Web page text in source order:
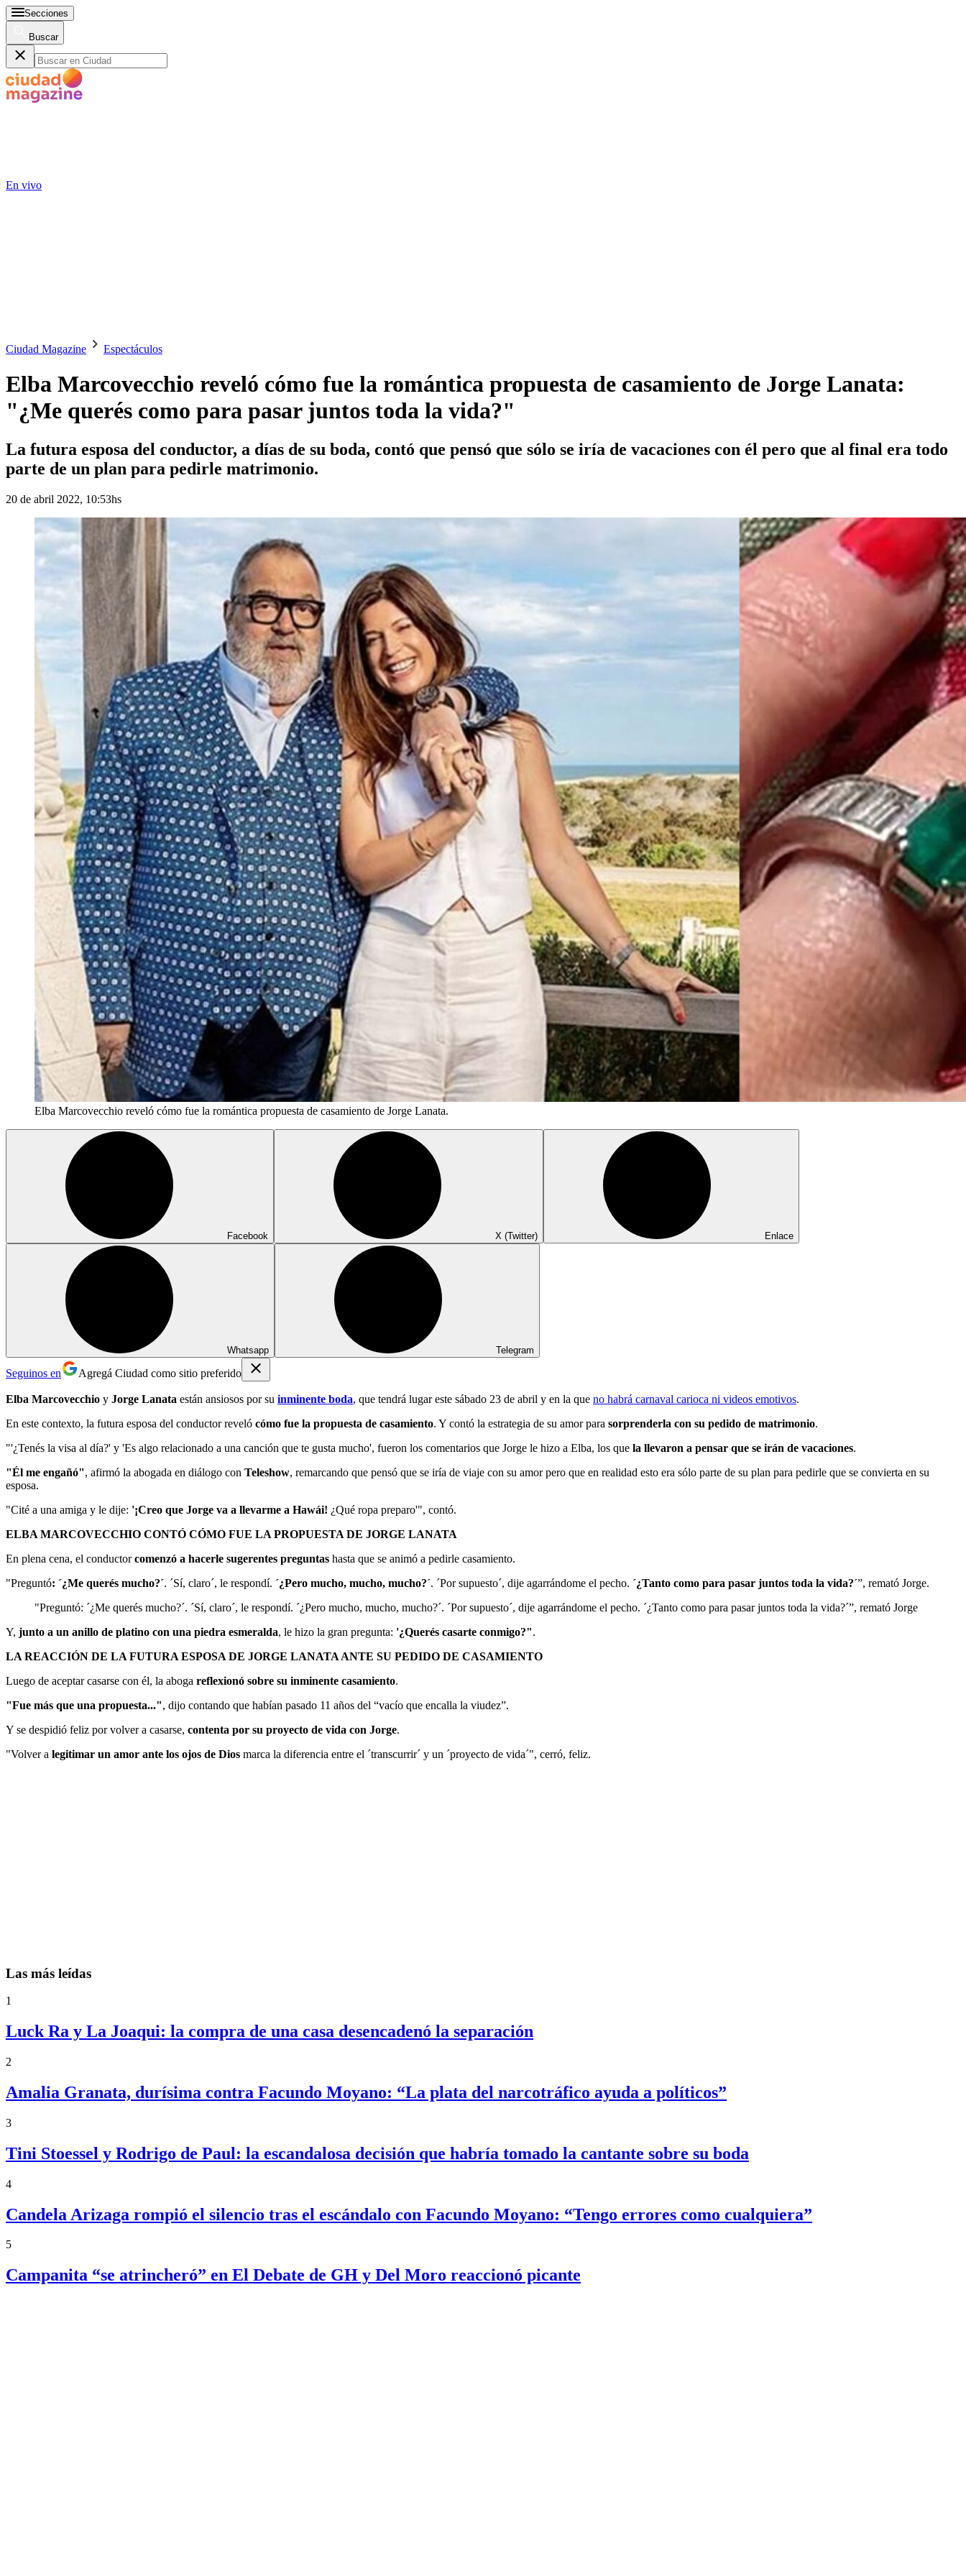
Secciones
Buscar
En vivo
Ciudad Magazine Espectáculos
Elba Marcovecchio reveló cómo fue la romántica propuesta de casamiento de Jorge Lanata:
"¿Me querés como para pasar juntos toda la vida?"
La futura esposa del conductor, a días de su boda, contó que pensó que sólo se iría de vacaciones con él pero que al final era todo
parte de un plan para pedirle matrimonio.
20 de abril 2022, 10:53hs
Elba Marcovecchio reveló cómo fue la romántica propuesta de casamiento de Jorge Lanata.
Facebook X (Twitter) Enlace
Whatsapp Telegram
Seguinos en Agregá Ciudad como sitio preferido
Elba Marcovecchio y Jorge Lanata están ansiosos por su inminente boda, que tendrá lugar este sábado 23 de abril y en la que no habrá carnaval carioca ni videos emotivos.
En este contexto, la futura esposa del conductor reveló cómo fue la propuesta de casamiento. Y contó la estrategia de su amor para sorprenderla con su pedido de matrimonio.
"'¿Tenés la visa al día?' y 'Es algo relacionado a una canción que te gusta mucho', fueron los comentarios que Jorge le hizo a Elba, los que la llevaron a pensar que se irán de vacaciones.
"Él me engañó", afirmó la abogada en diálogo con Teleshow, remarcando que pensó que se iría de viaje con su amor pero que en realidad esto era sólo parte de su plan para pedirle que se convierta en su
esposa.
"Cité a una amiga y le dije: '¡Creo que Jorge va a llevarme a Hawái! ¿Qué ropa preparo'", contó.
ELBA MARCOVECCHIO CONTÓ CÓMO FUE LA PROPUESTA DE JORGE LANATA
En plena cena, el conductorcomenzó a hacerle sugerentes preguntas hasta que se animó a pedirle casamiento.
"Preguntó: ´¿Me querés mucho?´. ´Sí, claro´, le respondí. ´¿Pero mucho, mucho, mucho?´. ´Por supuesto´, dije agarrándome el pecho. ´¿Tanto como para pasar juntos toda la vida?´”, remató Jorge.
"Preguntó: ´¿Me querés mucho?´. ´Sí, claro´, le respondí. ´¿Pero mucho, mucho, mucho?´. ´Por supuesto´, dije agarrándome el pecho. ´¿Tanto como para pasar juntos toda la vida?´”, remató Jorge
Y, junto a un anillo de platino con una piedra esmeralda, le hizo la gran pregunta: '¿Querés casarte conmigo?".
LA REACCIÓN DE LA FUTURA ESPOSA DE JORGE LANATA ANTE SU PEDIDO DE CASAMIENTO
Luego de aceptar casarse con él, la aboga reflexionó sobre su inminente casamiento.
"Fue más que una propuesta...", dijo contando que habían pasado 11 años del “vacío que encalla la viudez”.
Y se despidió feliz por volver a casarse, contenta por su proyecto de vida con Jorge.
"Volver a legitimar un amor ante los ojos de Dios marca la diferencia entre el ´transcurrir´ y un ´proyecto de vida´", cerró, feliz.
Las más leídas
1
Luck Ra y La Joaqui: la compra de una casa desencadenó la separación
2
Amalia Granata, durísima contra Facundo Moyano: “La plata del narcotráfico ayuda a políticos”
3
Tini Stoessel y Rodrigo de Paul: la escandalosa decisión que habría tomado la cantante sobre su boda
4
Candela Arizaga rompió el silencio tras el escándalo con Facundo Moyano: “Tengo errores como cualquiera”
5
Campanita “se atrincheró” en El Debate de GH y Del Moro reaccionó picante